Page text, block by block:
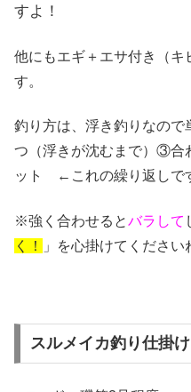
すよ！
他にもエギ＋エサ付き（
す。
釣り方は、浮き釣りなの
つ（浮きが沈むまで）③合
ット ←これの繰り返しで
※強く合わせるとバラして
く！
」を心掛けてください
スルメイカ釣り仕掛け